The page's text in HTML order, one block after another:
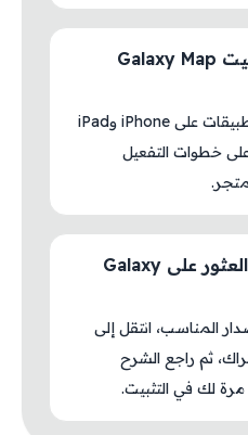
هل أحتاج جلبريك لتثبيت Galaxy Map
لا، المتجر موجه لتثبيت التطبيقات على iPhone وiPad
خطوات التفعيل
ما الخطوة التالية بعد العثور على Galaxy
المناسب، انتقل إلى
ثم راجع الشرح
لك في التثبيت.